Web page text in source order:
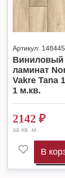
Артикул:
Виниловый
ламинат
Vakre Tana
1 м.кв.
2142 ₽
за кв. м.
В